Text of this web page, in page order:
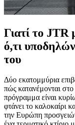
Γιατί το JTR
ό,τι
του
Δύο εκατομμύρια
πώς κατανέμονται
πρόγραμμα είναι
φτάνει το καλοκαίρι
την Ευρώπη